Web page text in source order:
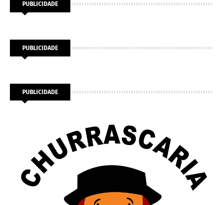
PUBLICIDADE
PUBLICIDADE
PUBLICIDADE